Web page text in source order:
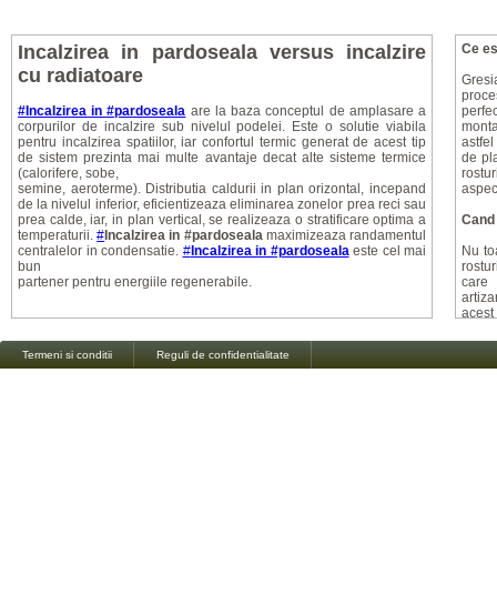
Incalzirea in pardoseala versus incalzire
cu radiatoare
#Incalzirea in #pardoseala are la baza conceptul de amplasare a
corpurilor de incalzire sub nivelul podelei. Este o solutie viabila
pentru incalzirea spatiilor, iar confortul termic generat de acest tip
de sistem prezinta mai multe avantaje decat alte sisteme termice
(calorifere, sobe,
semine, aeroterme). Distributia caldurii in plan orizontal, incepand
de la nivelul inferior, eficientizeaza eliminarea zonelor prea reci sau
prea calde, iar, in plan vertical, se realizeaza o stratificare optima a
temperaturii.# Incalzirea in #pardosealamaximizeaza randamentul
centralelor in condensatie. #Incalzirea in #pardosealaeste cel mai
bun
partener pentru energiile regenerabile.
Ce
de
Nu
care
Termeni si conditii Reguli de confidentialitate